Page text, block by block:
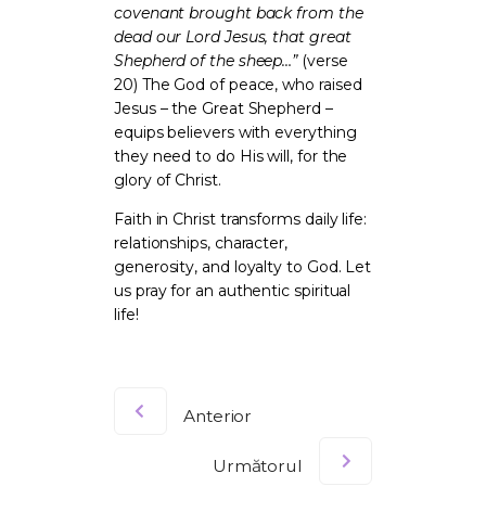
covenant brought back from the
dead our Lord Jesus, that great
Shepherd of the sheep…”(verse
20) The God of peace, who raised
Jesus – the Great Shepherd –
equips believers with everything
they need to do His will, for the
glory of Christ.
Faith in Christ transforms daily life:
relationships, character,
generosity, and loyalty to God. Let
us pray for an authentic spiritual
life!
Anterior
Următorul